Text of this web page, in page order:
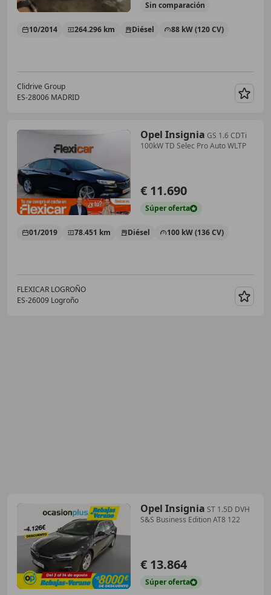
Sin comparación
10/2014 264.296 km Diésel 88 kW (120 CV)
Clidrive Group
ES-28006 MADRID
Opel Insignia GS 1.6 CDTi
100kW TD Selec Pro Auto WLTP
€ 11.690
Súperoferta
01/2019 78.451 km Diésel 100 kW (136 CV)
FLEXICAR LOGROÑO
ES-26009 Logroño
Opel Insignia ST 1.5D DVH
S&S Business Edition AT8 122
€ 13.864
Súperoferta